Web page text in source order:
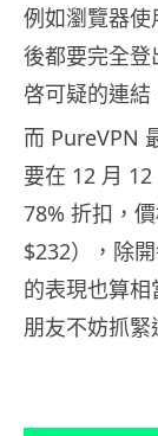
例如瀏覽器使
後都要完全
啓可疑的連結
而 PureVPN
要在 12 月
78% 折扣，
$232），除
的表現也算
朋友不妨抓緊